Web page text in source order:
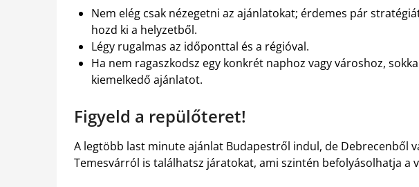
Nem elég csak nézegetni az ajánlatokat; érdemes pár
hozd ki a helyzetből.
Légy rugalmas az időponttal és a régióval.
Ha nem ragaszkodsz egy konkrét naphoz vagy városhoz,
kiemelkedő ajánlatot.
Figyeld a repülőteret!
A legtöbb last minute ajánlat Budapestről indul, de Debrecenből
Temesvárról is találhatsz járatokat, ami szintén befolyásolhatja a